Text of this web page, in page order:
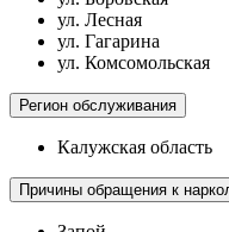
ул. Лесная
ул. Гагарина
ул. Комсомольская
Регион обслуживания
Калужская область
Причины обращения к